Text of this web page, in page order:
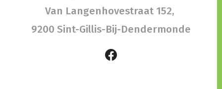
Van Langenhovestraat 152,
9200 Sint-Gillis-Bij-Dendermonde